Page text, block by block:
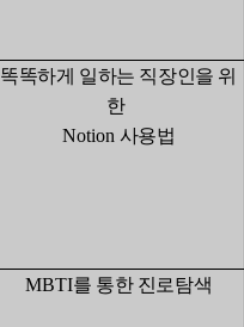
똑똑하게 일하는 직장인을 위
한
Notion 사용법
MBTI를 통한 진로탐색